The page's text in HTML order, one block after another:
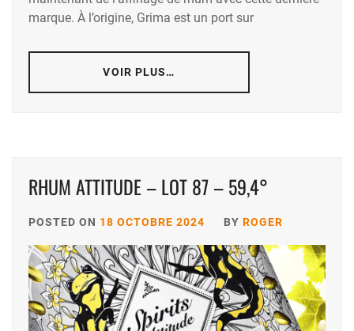
marque. À l’origine, Grima est un port sur
VOIR PLUS…
RHUM ATTITUDE – LOT 87 – 59,4°
POSTED ON 18 OCTOBRE 2024 BY ROGER